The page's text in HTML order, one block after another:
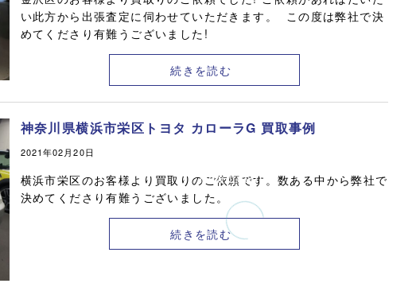
い此方から出張査定に伺わせていただきます。 この度は弊社で決
めてくださり有難うございました!
続きを読む
神奈川県横浜市栄区トヨタ カローラG 買取事例
2021年02月20日
横浜市栄区のお客様より買取りのご依頼です。数ある中から弊社で
決めてくださり有難うございました。
続きを読む